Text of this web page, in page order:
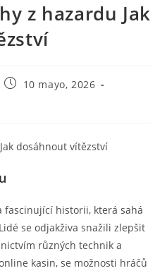
z hazardu Jak
Entrada10 mayo, 2026
dosáhnout vítězství
historii, která sahá
se odjakživa snažili zlepšit
různých technik a
kasin, se možnosti hráčů